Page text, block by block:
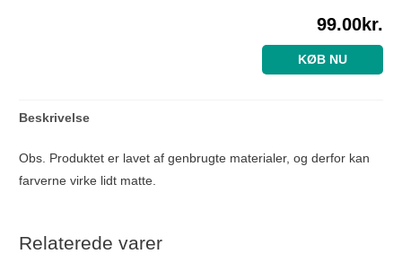
99.00kr.
KØB NU
Beskrivelse
Obs. Produktet er lavet af genbrugte materialer, og derfor kan
farverne virke lidt matte.
Relaterede varer